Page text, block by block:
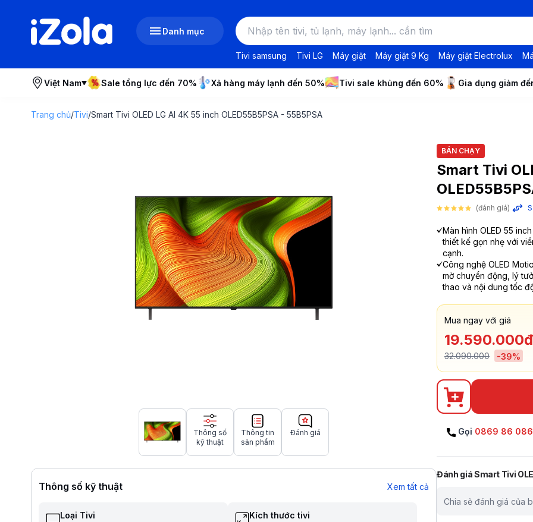
Danh mục
Tivi samsung Tivi LG Máy giặt Máy giặt 9 Kg Máy giặt Electrolux
Việt Nam Sale tổng lực đến 70% Xả hàng máy lạnh đến 50% Tivi sale khủng đến 60% Gia dụng giảm
Trang chủ/Tivi/Smart Tivi OLED LG AI 4K 55 inch OLED55B5PSA - 55B5PSA
Thông số
kỹ thuật
Thông tin
sản phẩm
Đánh giá
Thông số kỹ thuật Xem tất cả
Loại Tivi
Kích thước tivi
BÁN CHẠY
Smart Tivi
(đánh giá)
Màn hình OLED 55
thiết kế gọn nhẹ với
cạnh.
Công nghệ OLED
mờ chuyển động, lý
thao và nội dung tốc
Mua ngay với giá
19.590.000đ
32.090.000 -39%
Gọi 0869 86
Đánh giáSmart Tivi
Chia sẻ đánh giá của